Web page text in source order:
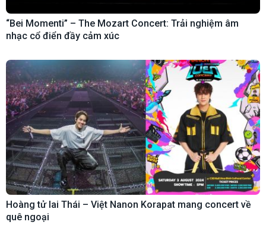
“Bei Momenti” – The Mozart Concert: Trải nghiệm âm
nhạc cổ điển đầy cảm xúc
Hoàng tử lai Thái – Việt Nanon Korapat mang concert về
quê ngoại